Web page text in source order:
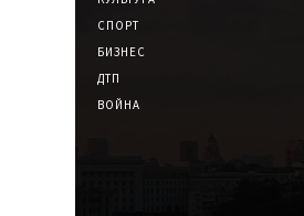
СПОРТ
БИЗНЕС
ДТП
ВОЙНА